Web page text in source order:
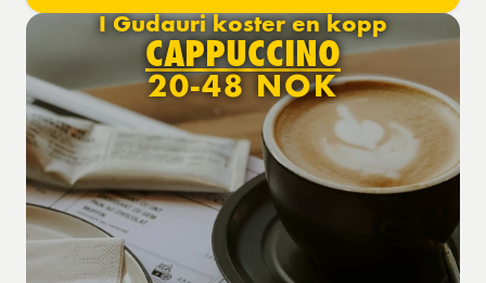
I Gudauri koster en kopp
CAPPUCCINO
20-48 NOK